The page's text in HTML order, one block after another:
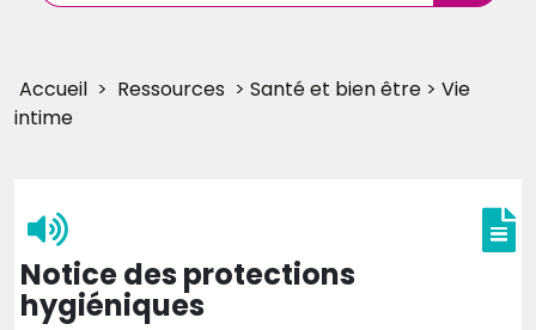
Accueil > Ressources > Santé et bien être > Vie
intime
Notice des protections
hygiéniques